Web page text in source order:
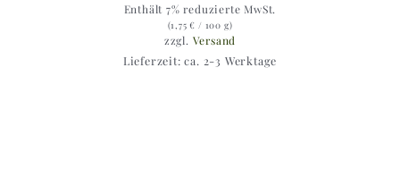
Enthält 7% reduzierte MwSt.
(1,75€ / 100 g)
zzgl. Versand
Lieferzeit: ca. 2-3 Werktage